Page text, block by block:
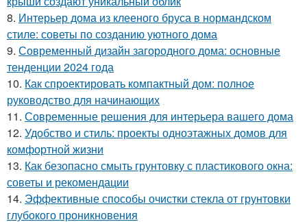
8. Интерьер дома из клееного бруса в нормандском
стиле: советы по созданию уютного дома
9. Современный дизайн загородного дома: основные
тенденции 2024 года
10. Как спроектировать компактный дом: полное
руководство для начинающих
11. Современные решения для интерьера вашего дома
12. Удобство и стиль: проекты одноэтажных домов для
комфортной жизни
13. Как безопасно смыть грунтовку с пластикового окна:
советы и рекомендации
14. Эффективные способы очистки стекла от грунтовки
глубокого проникновения